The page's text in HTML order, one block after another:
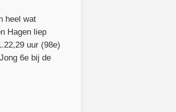
heel wat
Hagen liep
uur (98e)
6e bij de